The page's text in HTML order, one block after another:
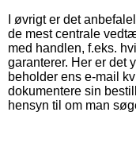
I øvrigt er det
de mest centrale
med handlen, f.eks.
garanterer. Her er det
beholder ens e-mail
dokumentere sin
hensyn til om man